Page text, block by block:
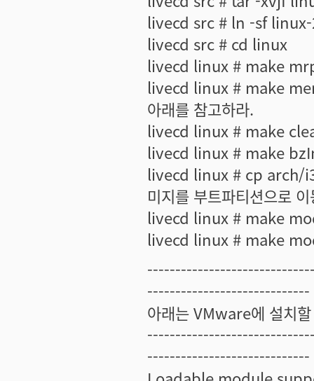
livecd src # ln -sf
livecd src # cd linux
livecd linux # make
livecd linux # make
아래를 참고하라.
livecd linux # make
livecd linux # make
livecd linux # cp arch/
미지를 부트파티션으로
livecd linux # make
livecd linux # make
-----------------------------
아래는 VMware에 설치
-----------------------------